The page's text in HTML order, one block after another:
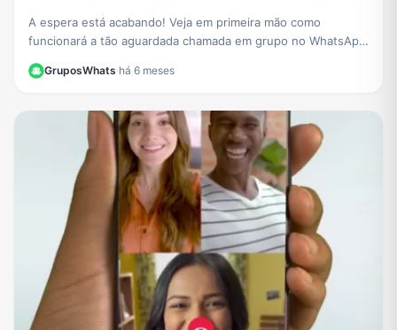
A espera está acabando! Veja em primeira mão como
funcionará a tão aguardada chamada em grupo no WhatsApp
outras novidades.
GruposWhats·há 6 meses